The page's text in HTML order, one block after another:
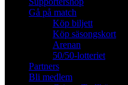
Gå på match
Köp biljett
Köp säsongskort
Arenan
50/50-lotteriet
Partners
Bli medlem